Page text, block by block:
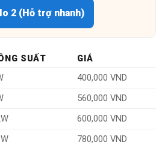
2 (Hỗ trợ nhanh)
SUẤT
GIÁ
400,000 VND
560,000 VND
600,000 VND
780,000 VND